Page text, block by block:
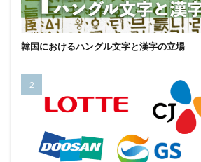
韓国におけるハングル文字と漢字の立場